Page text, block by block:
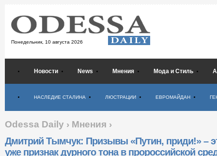
Понедельник, 10 августа 2026
Новости News Мнения Мода и Стиль
НАСЛЕДИЕ СТАЛИНА ЛЮСТРАЦИИ ЕВРОМАЙДАН
Odessa Daily › Мнения ›
Дмитрий Тымчук: Призывы «Путин, приди!» –
уже признак дурного тона в пророссийской